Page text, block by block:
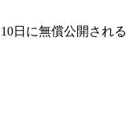
日に無償公開され